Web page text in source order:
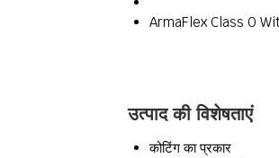
ArmaFlex Class 0
उत्पाद की विशेषताएं
कोटिंग का प्रकार